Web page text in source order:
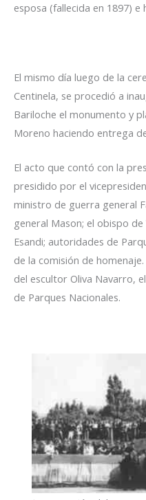
esposa (fallecida en 1897)
El mismo día luego de la
Centinela, se procedió a
Bariloche el monumento y
Moreno haciendo entrega
El acto que contó con la
presidido por el
ministro de guerra general
general Mason; el obispo
Esandi; autoridades de
de la comisión de
del escultor Oliva Navarro,
de Parques Nacionales.